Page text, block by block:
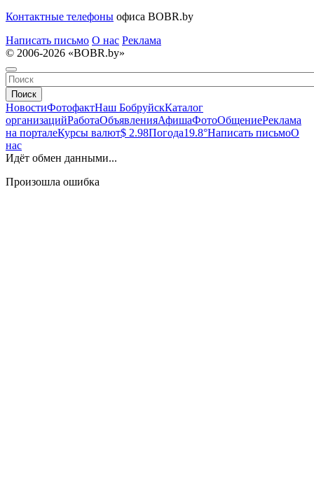
Контактные телефоны офиса BOBR.by
Написать письмо О нас Реклама
© 2006-2026 «BOBR.by»
Поиск
НовостиФотофактНаш БобруйскКаталог
организацийРаботаОбъявленияАфишаФотоОбщениеРеклама
на порталеКурсы валют$ 2.98Погода19.8°Написать письмоО
нас
Идёт обмен данными...
Произошла ошибка